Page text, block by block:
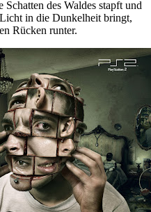
des Waldes stapft und
in die Dunkelheit bringt,
Rücken runter.